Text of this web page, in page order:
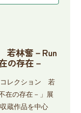
若林奮－Run
の存在－
コレクション 若
在の存在－」展
蔵作品を中心